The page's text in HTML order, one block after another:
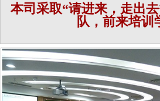
本司采取“请进来，走出
队，前来培